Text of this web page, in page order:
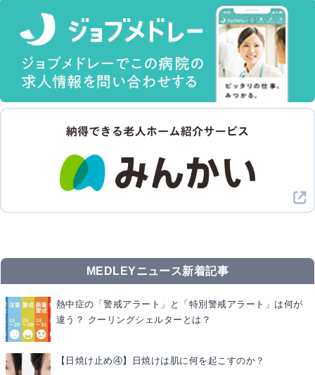
MEDLEYニュース新着記事
熱中症の「警戒アラート」と「特別警戒アラート」は何が
違う？ クーリングシェルターとは？
【日焼け止め④】日焼けは肌に何を起こすのか？